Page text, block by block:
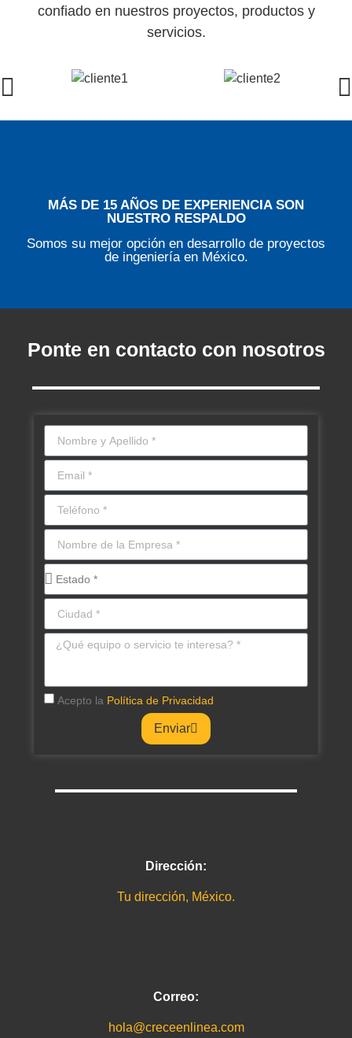
confiado en nuestros proyectos, productos y
servicios.
MÁS DE 15 AÑOS DE EXPERIENCIA SON
NUESTRO RESPALDO
Somos su mejor opción en desarrollo de proyectos
de ingeniería en México.
Ponte en contacto con nosotros
Dirección:
Tu dirección, México.
Correo:
hola@creceenlinea.com
Acepto la Política de Privacidad
Enviar